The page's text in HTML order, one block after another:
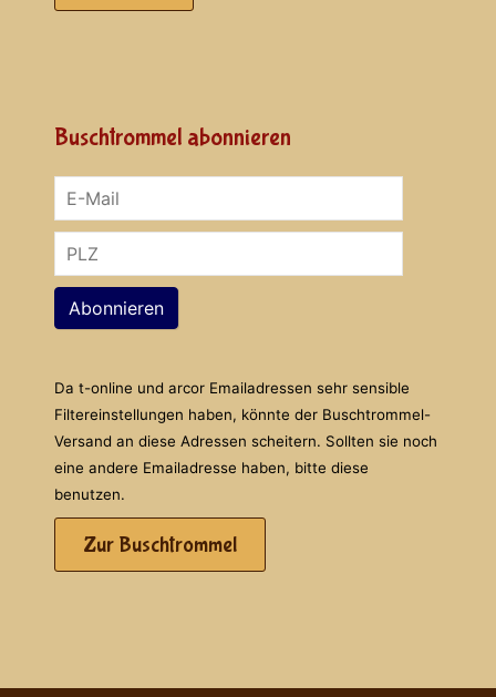
Buschtrommel abonnieren
Abonnieren
Da t-online und arcor Emailadressen sehr sensible
Filtereinstellungen haben, könnte der Buschtrommel-
Versand an diese Adressen scheitern. Sollten sie noch
eine andere Emailadresse haben, bitte diese
benutzen.
Zur Buschtrommel